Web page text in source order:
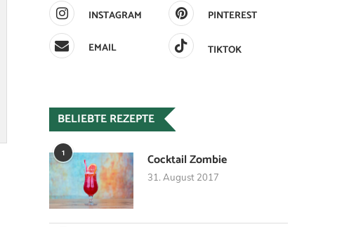
INSTAGRAM
PINTEREST
EMAIL
TIKTOK
BELIEBTE REZEPTE
1 Cocktail Zombie
31. August 2017